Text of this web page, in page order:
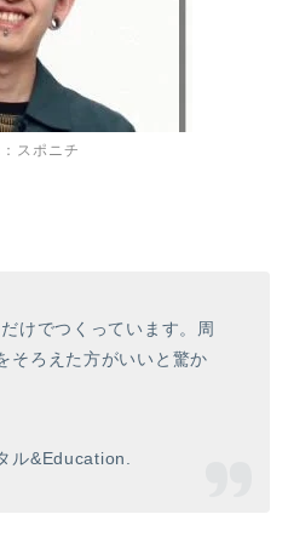
スポニチ
けでつくっています。周
そろえた方がいいと驚か
ル&Education